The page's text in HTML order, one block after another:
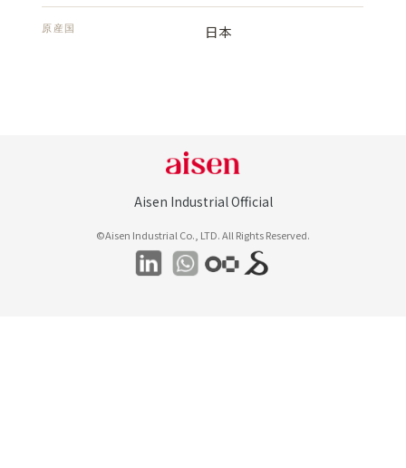
原産国 日本
Aisen Industrial Official
©Aisen Industrial Co., LTD. All Rights Reserved.